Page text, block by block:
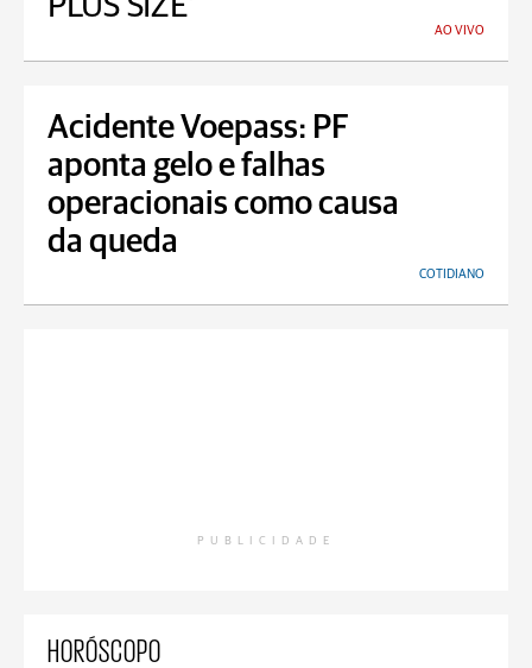
AO VIVO
Acidente Voepass: PF
aponta gelo e falhas
operacionais como causa
da queda
COTIDIANO
PUBLICIDADE
HORÓSCOPO